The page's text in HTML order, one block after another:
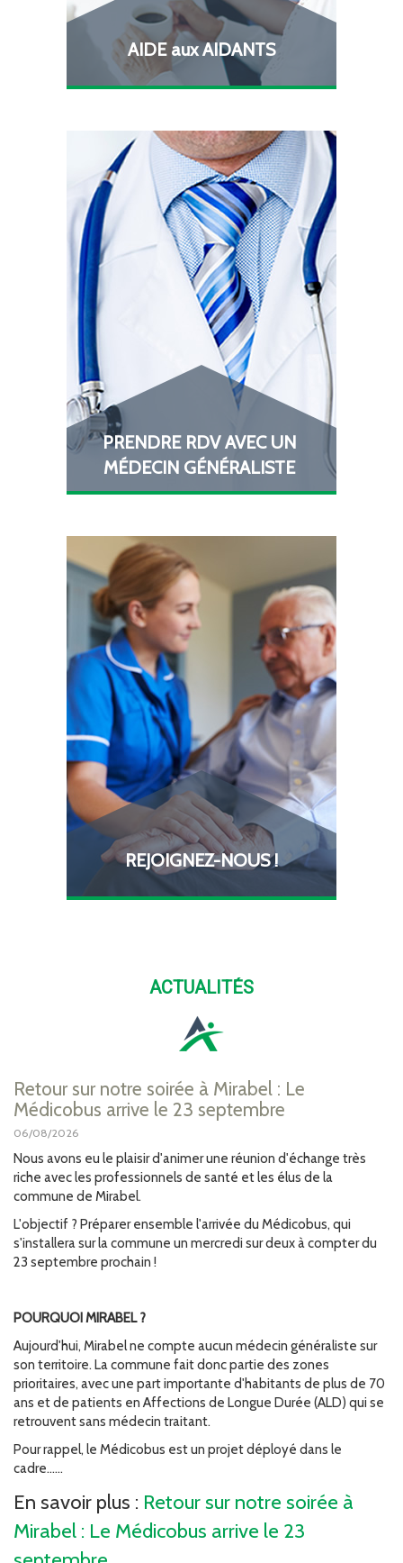
AIDE aux AIDANTS
PRENDRE RDV AVEC UN
MÉDECIN GÉNÉRALISTE
REJOIGNEZ-NOUS !
ACTUALITÉS
Retour sur notre soirée à Mirabel : Le
Médicobus arrive le 23 septembre
06/08/2026
Nous avons eu le plaisir d'animer une réunion d'échange très
riche avec les professionnels de santé et les élus de la
commune de Mirabel.
L'objectif ? Préparer ensemble l'arrivée du Médicobus, qui
s'installera sur la commune un mercredi sur deux à compter du
23 septembre prochain !
POURQUOI MIRABEL ?
Aujourd'hui, Mirabel ne compte aucun médecin généraliste sur
son territoire. La commune fait donc partie des zones
prioritaires, avec une part importante d'habitants de plus de 70
ans et de patients en Affections de Longue Durée (ALD) qui se
retrouvent sans médecin traitant.
Pour rappel, le Médicobus est un projet déployé dans le
cadre......
En savoir plus : Retour sur notre soirée à
Mirabel : Le Médicobus arrive le 23